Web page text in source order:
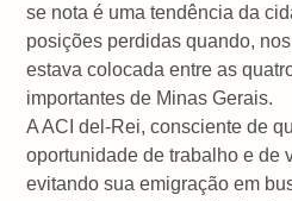
se nota é uma tendência da
posições perdidas quando,
estava colocada entre as
importantes de Minas Gerais.
A ACI del-Rei, consciente de
oportunidade de trabalho e de
evitando sua emigração em